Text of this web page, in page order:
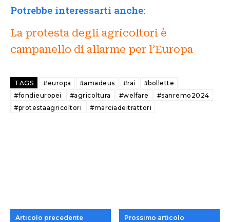
Potrebbe interessarti anche:
La protesta degli agricoltori è
campanello di allarme per l’Europa
TAGS #europa #amadeus #rai
#bollette
#fondieuropei
#agricoltura #welfare
#sanremo2024
#protestaagricoltori
#marciadeitrattori
Articolo precedente Prossimo articolo